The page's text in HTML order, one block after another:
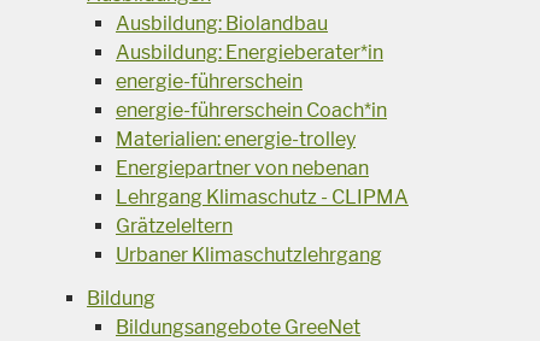
Ausbildung: Biolandbau
Ausbildung: Energieberater*in
energie-führerschein
energie-führerschein Coach*in
Materialien: energie-trolley
Energiepartner von nebenan
Lehrgang Klimaschutz - CLIPMA
Grätzeleltern
Urbaner Klimaschutzlehrgang
Bildung
Bildungsangebote GreeNet